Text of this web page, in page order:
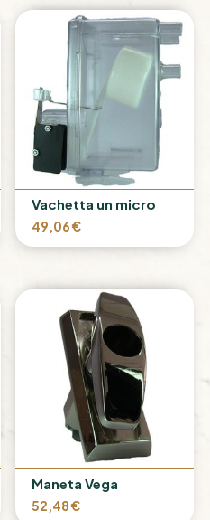
Vachetta un micro
49,06€
Maneta Vega
52,48€